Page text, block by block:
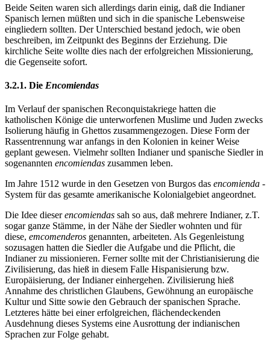
Beide Seiten waren sich allerdings darin einig, daß die Indianer
Spanisch lernen müßten und sich in die spanische Lebensweise
eingliedern sollten. Der Unterschied bestand jedoch, wie oben
beschreiben, im Zeitpunkt des Beginns der Erziehung. Die
kirchliche Seite wollte dies nach der erfolgreichen Missionierung,
die Gegenseite sofort.
3.2.1. Die Encomiendas
Im Verlauf der spanischen Reconquistakriege hatten die
katholischen Könige die unterworfenen Muslime und Juden zwecks
Isolierung häufig in Ghettos zusammengezogen. Diese Form der
Rassentrennung war anfangs in den Kolonien in keiner Weise
geplant gewesen. Vielmehr sollten Indianer und spanische Siedler in
sogenannten encomiendas zusammen leben.
Im Jahre 1512 wurde in den Gesetzen von Burgos das encomienda -
System für das gesamte amerikanische Kolonialgebiet angeordnet.
Die Idee dieserencomiendas sah so aus, daß mehrere Indianer, z.T.
sogar ganze Stämme, in der Nähe der Siedler wohnten und für
diese, emcomenderos genannten, arbeiteten. Als Gegenleistung
sozusagen hatten die Siedler die Aufgabe und die Pflicht, die
Indianer zu missionieren. Ferner sollte mit der Christianisierung die
Zivilisierung, das hieß in diesem Falle Hispanisierung bzw.
Europäisierung, der Indianer einhergehen. Zivilisierung hieß
Annahme des christlichen Glaubens, Gewöhnung an europäische
Kultur und Sitte sowie den Gebrauch der spanischen Sprache.
Letzteres hätte bei einer erfolgreichen, flächendeckenden
Ausdehnung dieses Systems eine Ausrottung der indianischen
Sprachen zur Folge gehabt.